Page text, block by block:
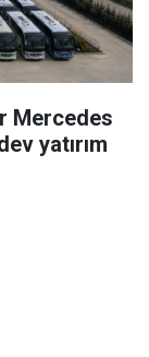
Mercedes
yatırım